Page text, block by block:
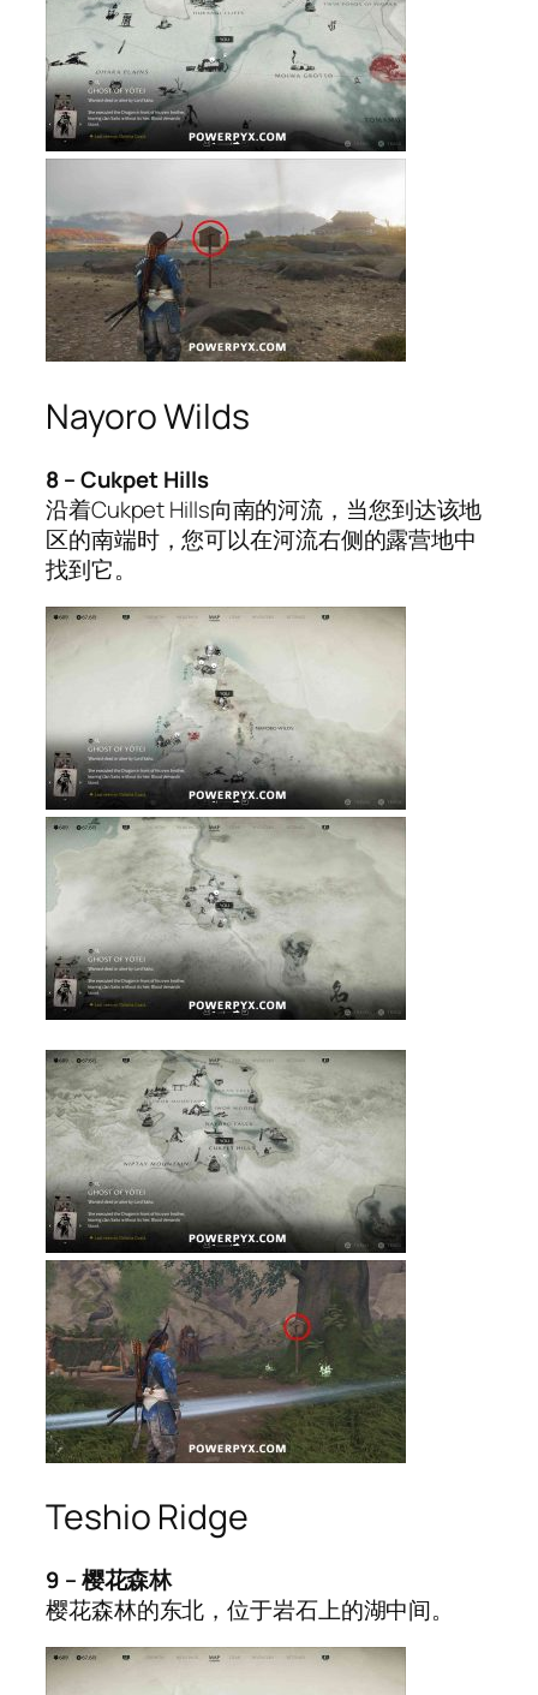
Nayoro Wilds
8 – Cukpet Hills
沿着Cukpet Hills向南的河流，当您到达该地
区的南端时，您可以在河流右侧的露营地中
找到它。
Teshio Ridge
9 – 樱花森林
樱花森林的东北，位于岩石上的湖中间。